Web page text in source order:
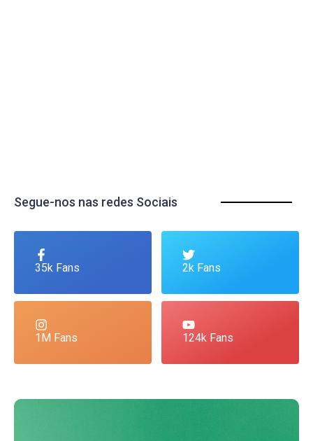
Segue-nos nas redes Sociais
35k Fans 2k Fans
1M Fans 124k Fans